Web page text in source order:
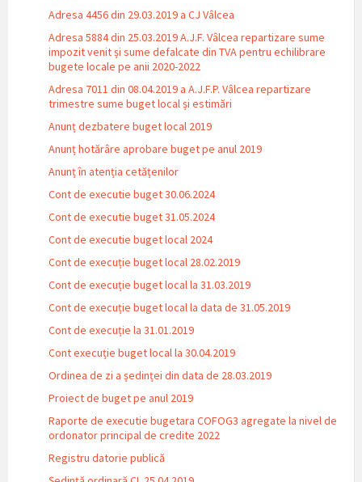
Adresa 4456 din 29.03.2019 a CJ Vâlcea
Adresa 5884 din 25.03.2019 A.J.F. Vâlcea repartizare sume
impozit venit și sume defalcate din TVA pentru echilibrare
bugete locale pe anii 2020-2022
Adresa 7011 din 08.04.2019 a A.J.F.P. Vâlcea repartizare
trimestre sume buget local și estimări
Anunț dezbatere buget local 2019
Anunț hotărâre aprobare buget pe anul 2019
Anunț în atenția cetățenilor
Cont de executie buget 30.06.2024
Cont de executie buget 31.05.2024
Cont de executie buget local 2024
Cont de execuție buget local 28.02.2019
Cont de execuție buget local la 31.03.2019
Cont de execuție buget local la data de 31.05.2019
Cont de execuție la 31.01.2019
Cont execuție buget local la 30.04.2019
Ordinea de zi a ședinței din data de 28.03.2019
Proiect de buget pe anul 2019
Raporte de executie bugetara COFOG3 agregate la nivel de
ordonator principal de credite 2022
Registru datorie publică